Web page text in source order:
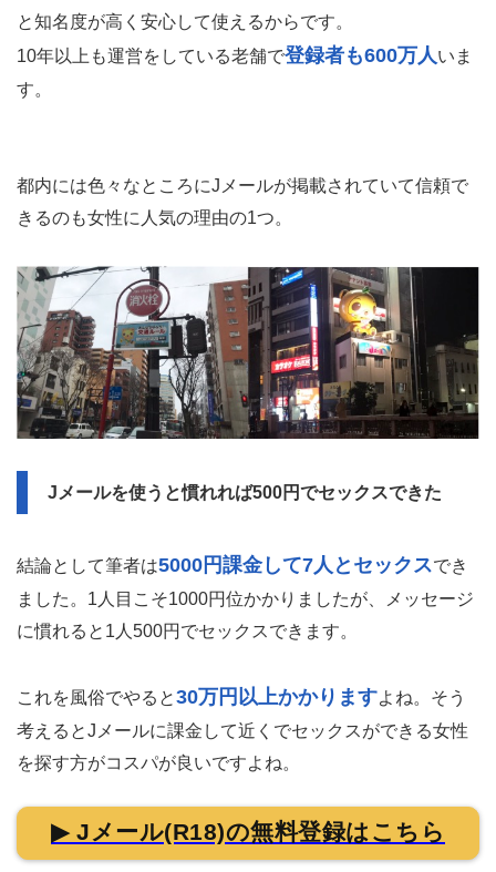
と知名度が高く安心して使えるからです。
10年以上も運営をしている老舗で登録者も600万人いま
す。
都内には色々なところにJメールが掲載されていて信頼で
きるのも女性に人気の理由の1つ。
Jメールを使うと慣れれば500円でセックスできた
結論として筆者は5000円課金して7人とセックスでき
ました。1人目こそ1000円位かかりましたが、メッセージ
に慣れると1人500円でセックスできます。
これを風俗でやると30万円以上かかりますよね。そう
考えるとJメールに課金して近くでセックスができる女性
を探す方がコスパが良いですよね。
▶ Jメール(R18)の無料登録はこちら